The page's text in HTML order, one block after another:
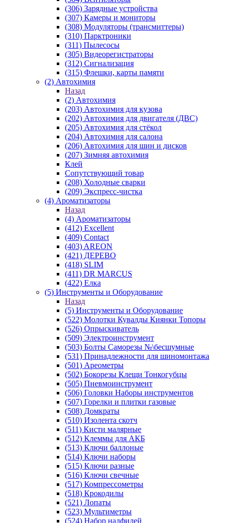
(306) Зарядные устройства
(307) Камеры и мониторы
(308) Модуляторы (трансмиттеры)
(310) Парктроники
(311) Пылесосы
(305) Видеорегистраторы
(312) Сигнализация
(315) Флешки, карты памяти
(2) Автохимия
Назад
(2) Автохимия
(203) Автохимия для кузова
(202) Автохимия для двигателя (ДВС)
(205) Автохимия для стёкол
(204) Автохимия для салона
(206) Автохимия для шин и дисков
(207) Зимняя автохимия
Клей
Сопутствующий товар
(208) Холодные сварки
(209) Экспреcс-чистка
(4) Ароматизаторы
Назад
(4) Ароматизаторы
(412) Excellent
(409) Contact
(403) AREON
(421) ДЕРЕВО
(418) SLIM
(411) DR MARCUS
(422) Елка
(5) Инструменты и Оборудование
Назад
(5) Инструменты и Оборудование
(522) Молотки Кувалды Киянки Топоры
(526) Опрыскиватель
(509) Электроинструмент
(503) Болты Саморезы №\бесшумные
(531) Принадлежности для шиномонтажа
(501) Ареометры
(502) Бокорезы Клещи Тонкогубцы
(505) Пневмоинструмент
(506) Головки Наборы инструментов
(507) Горелки и плитки газовые
(508) Домкраты
(510) Изолента скотч
(511) Кисти малярные
(512) Клеммы для АКБ
(513) Ключи баллоные
(514) Ключи наборы
(515) Ключи разные
(516) Ключи свечные
(517) Компрессометры
(518) Крокодилы
(521) Лопаты
(523) Мультиметры
(524) Набор надфилей